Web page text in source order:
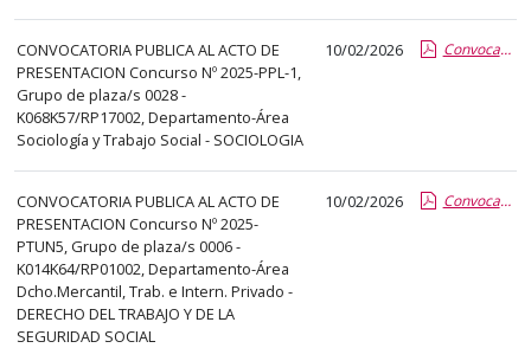
anuncio
completo.
CONVOCATORIA PUBLICA AL ACTO DE
PRESENTACION Concurso Nº 2025-PPL-1,
Grupo de plaza/s 0028 -
K068K57/RP17002, Departamento-Área
Sociología y Trabajo Social - SOCIOLOGIA
10/02/2026 Convocatoria a los aspirantes
CONVOCATORIA PUBLICA AL ACTO DE
PRESENTACION Concurso Nº 2025-
PTUN5, Grupo de plaza/s 0006 -
K014K64/RP01002, Departamento-Área
Dcho.Mercantil, Trab. e Intern. Privado -
DERECHO DEL TRABAJO Y DE LA
SEGURIDAD SOCIAL
10/02/2026 Convocatoria a los aspirantes